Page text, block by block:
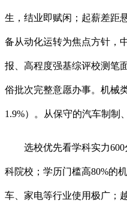
生，结业即赋闲；起薪差距
备从动化运转为焦点方针，
报、高程度强基综评校测笔
俗批次完整意愿办事。机械
1.9%）。从保守的汽车制制
选校优先看学科实力600
科院校；学历门槛高80%的
车、家电等行业使用极广；